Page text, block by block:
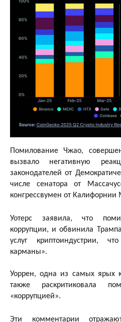
Помилование Чжао,
вызвало негативную
законодателей от
числе сенатора от
конгрессвумен от Калифорнии
Уотерс заявила, что
коррупции, и обвинила
услуг криптоиндустрии,
карманы».
Уоррен, одна из самых ярых
также раскритиковала
«коррупцией».
Эти комментарии